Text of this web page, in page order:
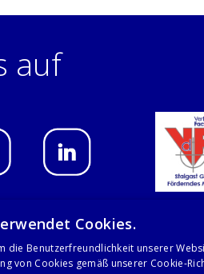
auf
Cookies.
die Benutzerfreundlichkeit unserer
von Cookies gemäß unserer Cookie-